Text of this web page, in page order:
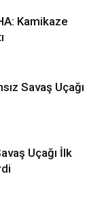
Kamikaze
Savaş Uçağı
Uçağı İlk